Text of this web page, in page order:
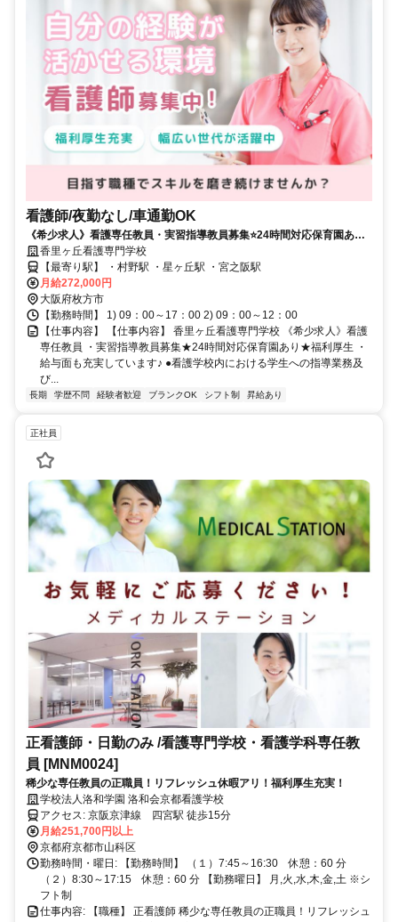
看護師/夜勤なし/車通勤OK
《希少求人》看護専任教員・実習指導教員募集⭐24時間対応保育園あり⭐
福利厚生・給与面も充実しています✨
香里ヶ丘看護専門学校
【最寄り駅】 ・村野駅 ・星ヶ丘駅 ・宮之阪駅
月給272,000円
大阪府枚方市
【勤務時間】 1) 09：00～17：00 2) 09：00～12：00
【仕事内容】 【仕事内容】 香里ヶ丘看護専門学校 《希少求人》看護
専任教員 ・実習指導教員募集★24時間対応保育園あり★福利厚生 ・
給与面も充実しています♪ ●看護学校内における学生への指導業務及
び...
長期 学歴不問 経験者歓迎 ブランクOK シフト制 昇給あり
正社員
正看護師・日勤のみ /看護専門学校・看護学科専任教
員 [MNM0024]
稀少な専任教員の正職員！リフレッシュ休暇アリ！福利厚生充実！
学校法人洛和学園 洛和会京都看護学校
アクセス: 京阪京津線 四宮駅 徒歩15分
月給251,700円以上
京都府京都市山科区
勤務時間・曜日: 【勤務時間】 （１）7:45～16:30 休憩：60 分
（２）8:30～17:15 休憩：60 分 【勤務曜日】 月,火,水,木,金,土 ※シ
フト制
仕事内容: 【職種】 正看護師 稀少な専任教員の正職員！リフレッシュ